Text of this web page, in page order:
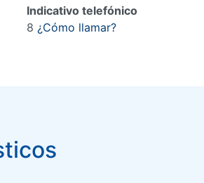
Indicativo telefónico
8 ¿Cómo llamar?